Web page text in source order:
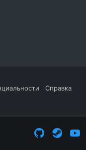
Справка